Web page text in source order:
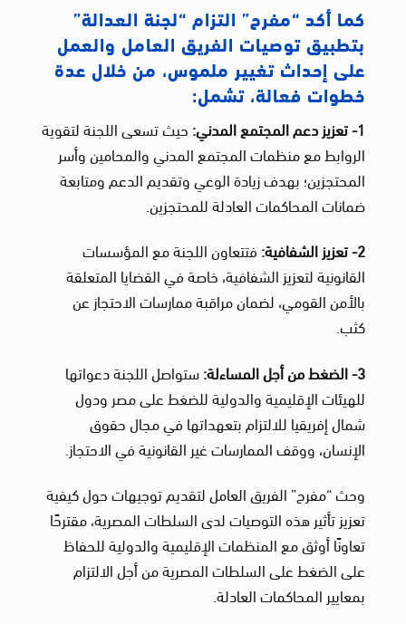
كما أكد “مفرح” التزام “لجنة العدالة”
بتطبيق توصيات الفريق العامل والعمل
على إحداث تغيير ملموس، من خلال عدة
خطوات فعالة، تشمل:
1- تعزيز دعم المجتمع المدني:حيث تسعى اللجنة لتقوية
الروابط مع منظمات المجتمع المدني والمحامين وأسر
المحتجزين؛ بهدف زيادة الوعي وتقديم الدعم ومتابعة
ضمانات المحاكمات العادلة للمحتجزين.
2- تعزيز الشفافية:
فتتعاون اللجنة مع المؤسسات
القانونية لتعزيز الشفافية، خاصة في القضايا المتعلقة
بالأمن القومي، لضمان مراقبة ممارسات الاحتجاز عن
كثب.
3- الضغط من أجل المساءلة:
ستواصل اللجنة دعواتها
للهيئات الإقليمية والدولية للضغط على مصر ودول
شمال إفريقيا للالتزام بتعهداتها في مجال حقوق
الإنسان، ووقف الممارسات غير القانونية في الاحتجاز.
وحث “مفرح” الفريق العامل لتقديم توجيهات حول كيفية
تعزيز تأثير هذه التوصيات لدى السلطات المصرية، مقترحًا
تعاونًا أوثق مع المنظمات الإقليمية والدولية للحفاظ
على الضغط على السلطات المصرية من أجل الالتزام
بمعايير المحاكمات العادلة.